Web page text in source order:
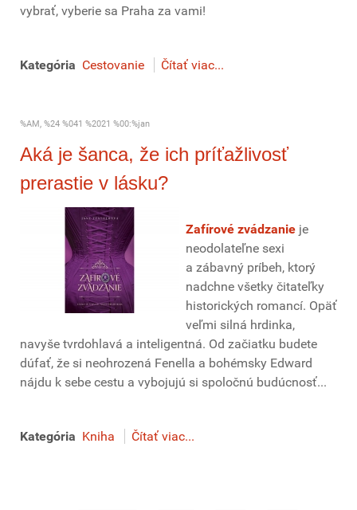
vybrať, vyberie sa Praha za vami!
Kategória Cestovanie Čítať viac...
%AM, %24 %041 %2021 %00:%jan
Aká je šanca, že ich príťažlivosť
prerastie v lásku?
Zafírové zvádzanie je
neodolateľne sexi
a zábavný príbeh, ktorý
nadchne všetky čitateľky
historických romancí. Opäť
veľmi silná hrdinka,
navyše tvrdohlavá a inteligentná. Od začiatku budete
dúfať, že si neohrozená Fenella a bohémsky Edward
nájdu k sebe cestu a vybojujú si spoločnú budúcnosť...
Kategória Kniha Čítať viac...